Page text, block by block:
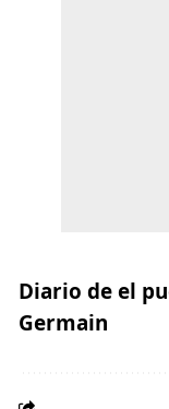
Diario de el
Germain